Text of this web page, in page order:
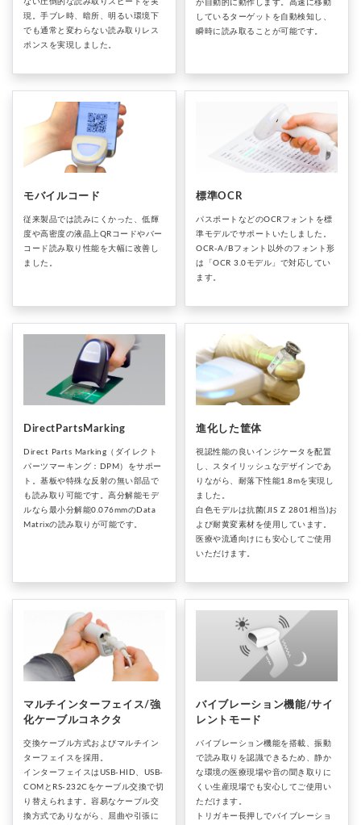
ない圧倒的な読み取りスピードを実
現。手ブレ時、暗所、明るい環境下
でも通常と変わらない読み取りレス
ポンスを実現しました。
が自動的に動作します。高速に移動
しているターゲットを自動検知し、
瞬時に読み取ることが可能です。
モバイルコード
従来製品では読みにくかった、低輝
度や高密度の液晶上QRコードやバー
コード読み取り性能を大幅に改善し
ました。
標準OCR
パスポートなどのOCRフォントを標
準モデルでサポートいたしました。
OCR-A/Bフォント以外のフォント形
は「OCR 3.0モデル」で対応してい
ます。
DirectPartsMarking
Direct Parts Marking（ダイレクト
パーツマーキング：DPM）をサポー
ト。基板や特殊な反射の無い部品で
も読み取り可能です。高分解能モデ
ルなら最小分解能0.076mmのData
Matrixの読み取りが可能です。
進化した筐体
視認性能の良いインジケータを配置
し、スタイリッシュなデザインであ
りながら、耐落下性能1.8mを実現し
ました。
白色モデルは抗菌(JIS Z 2801相当)お
よび耐黄変素材を使用しています。
医療や流通向けにも安心してご使用
いただけます。
マルチインターフェイス/強
化ケーブルコネクタ
交換ケーブル方式およびマルチイン
ターフェイスを採用。
インターフェイスはUSB-HID、USB-
COMとRS-232Cをケーブル交換で切
り替えられます。容易なケーブル交
換方式でありながら、屈曲や引張に
バイブレーション機能/サイ
レントモード
バイブレーション機能を搭載、振動
で読み取りを認識できるため、静か
な環境の医療現場や音の聞き取りに
くい生産現場でも安心してご使用い
ただけます。
トリガキー長押しでバイブレーショ